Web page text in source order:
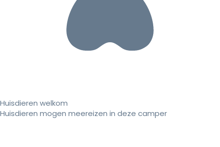
Huisdieren welkom
Huisdieren mogen meereizen in deze camper